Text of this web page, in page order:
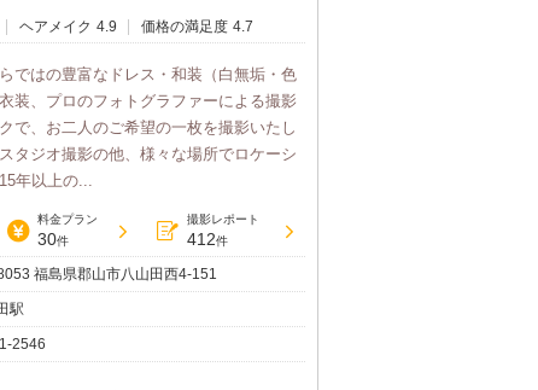
ヘアメイク 4.9 価格の満足度 4.7
ではの豊富なドレス・和装（白無垢・色
装、プロのフォトグラファーによる撮影
で、お二人のご希望の一枚を撮影いたし
タジオ撮影の他、様々な場所でロケーシ
年以上の...
料金プラン
30件
撮影レポート
412件
福島県郡山市八山田西4-151
駅
2546